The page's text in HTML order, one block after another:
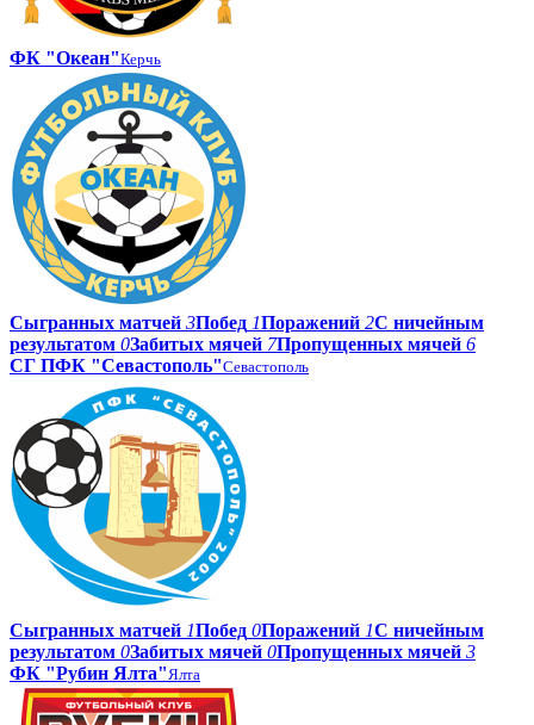
ФК "Океан"Керчь
Сыгранных матчей 3Побед 1Поражений 2С ничейным
результатом 0Забитых мячей 7Пропущенных мячей 6
СГ ПФК "Севастополь"Севастополь
Сыгранных матчей 1Побед 0Поражений 1С ничейным
результатом 0Забитых мячей 0Пропущенных мячей 3
ФК "Рубин Ялта"Ялта